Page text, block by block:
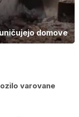
domove
varovane